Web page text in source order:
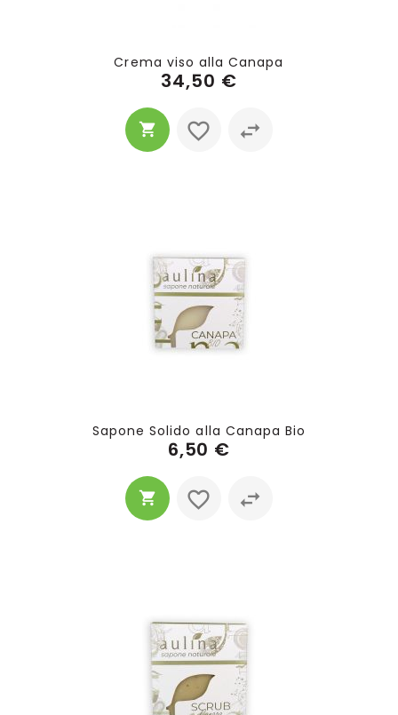
Crema viso alla Canapa
34,50 €
Sapone Solido alla Canapa Bio
6,50 €